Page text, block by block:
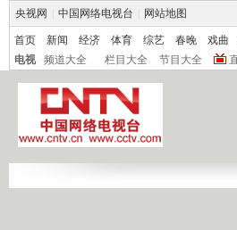
央视网 中国网络电视台 网站地图
首页 新闻 经济 体育 综艺 春晚 戏曲
电视
频道大全 栏目大全 节目大全